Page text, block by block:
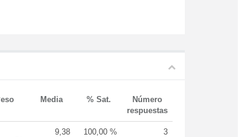
Media % Sat.
Número
respuestas
9,38 100,00 % 3